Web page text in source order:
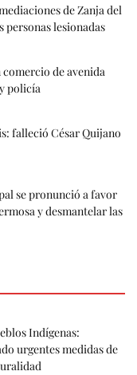
de Zanja del
personas lesionadas
comercio de avenida
policía
falleció César Quijano
se pronunció a favor
y desmantelar las
Indígenas:
urgentes medidas de